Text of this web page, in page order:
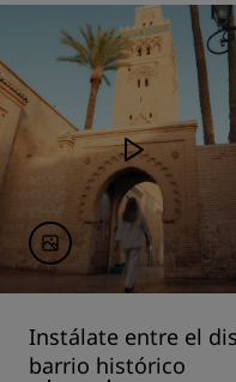
Instálate entre el
barrio histórico